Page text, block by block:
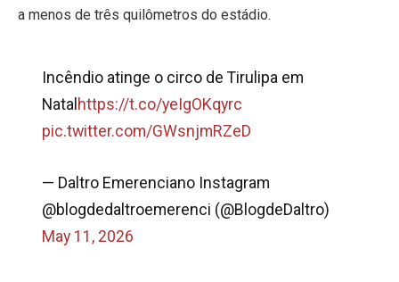
a menos de três quilômetros do estádio.
Incêndio atinge o circo de Tirulipa em
Natal https://t.co/yeIgOKqyrc
pic.twitter.com/GWsnjmRZeD
— Daltro Emerenciano Instagram
@blogdedaltroemerenci (@BlogdeDaltro)
May 11, 2026